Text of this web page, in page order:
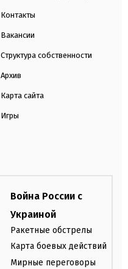
Контакты
Вакансии
Структура собственности
Архив
Карта сайта
Игры
Война России с
Украиной
Ракетные обстрелы
Карта боевых действий
Мирные переговоры